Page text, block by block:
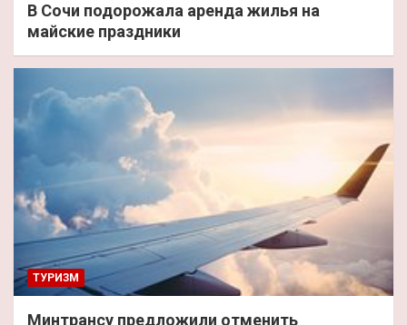
В Сочи подорожала аренда жилья на
майские праздники
ТУРИЗМ
Минтрансу предложили отменить